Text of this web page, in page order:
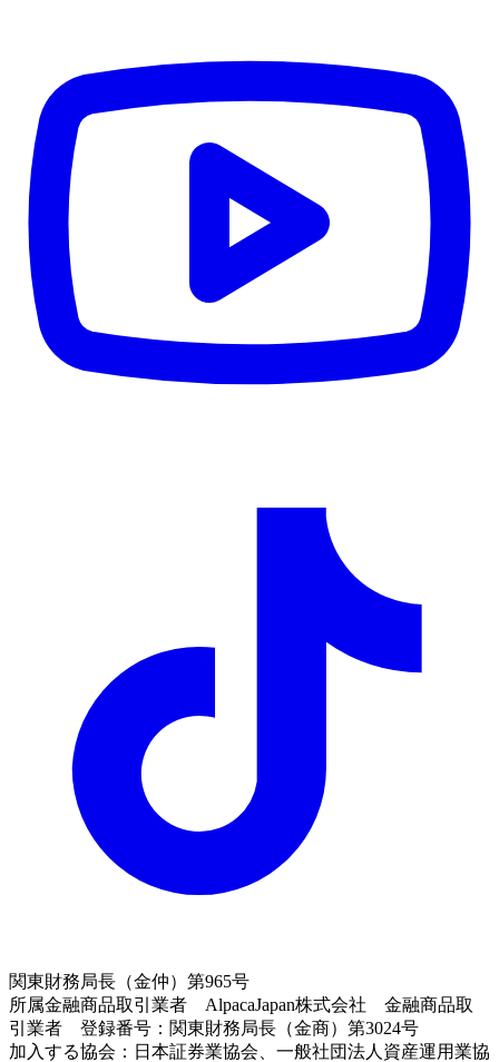
関東財務局長（金仲）第965号
所属金融商品取引業者 AlpacaJapan株式会社 金融商品取
引業者 登録番号：関東財務局長（金商）第3024号
加入する協会：日本証券業協会、一般社団法人資産運用業協